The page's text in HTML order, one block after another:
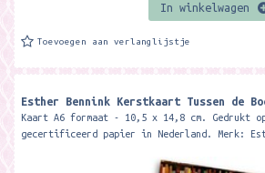
In winkelwagen
Toevoegen aan verlanglijstje
Esther Bennink Kerstkaart Tussen de
Kaart A6 formaat - 10,5 x 14,8 cm. Gedrukt op
gecertificeerd papier in Nederland. Merk: